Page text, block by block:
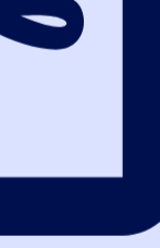
аппарата ФАС
более 20 научных